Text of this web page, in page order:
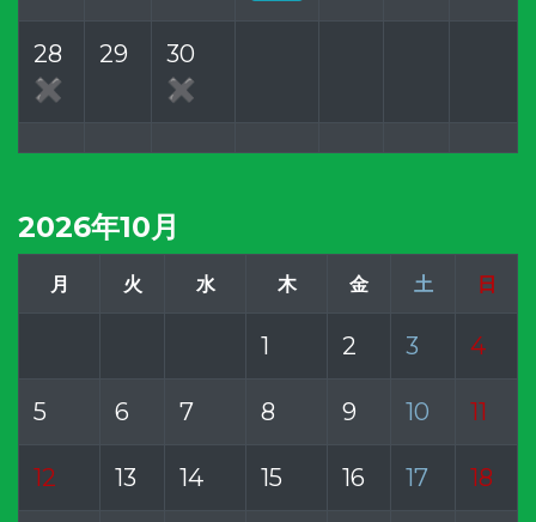
28
✖
29
30
✖
2026年10月
月 火 水 木 金 土 日
1 2 3 4
5 6 7 8 9 10 11
12 13 14 15 16 17 18